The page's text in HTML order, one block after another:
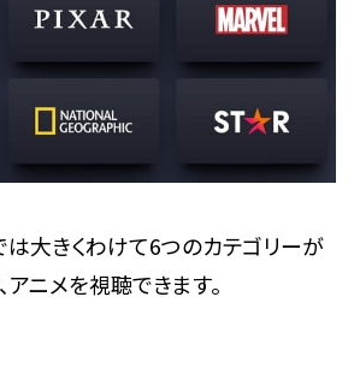
は大きくわけて6つのカテゴリーが
アニメを視聴できます。